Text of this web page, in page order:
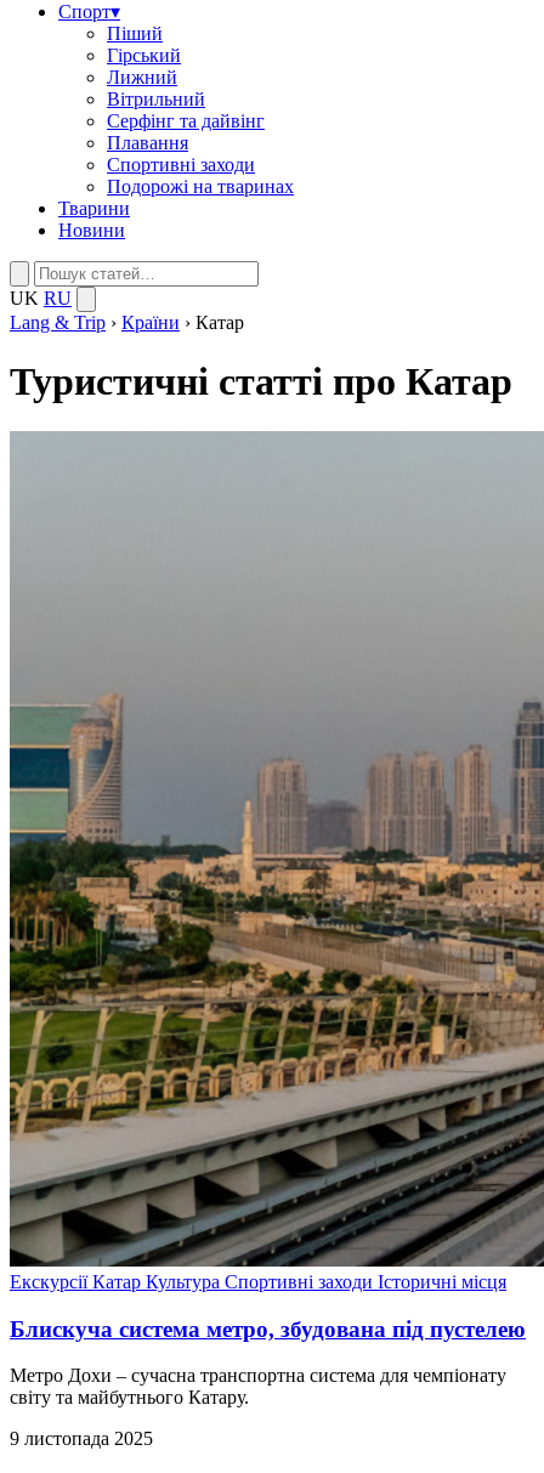
Спорт▾
Піший
Гірський
Лижний
Вітрильний
Серфінг та дайвінг
Плавання
Спортивні заходи
Подорожі на тваринах
Тварини
Новини
UK RU
Lang & Trip › Країни › Катар
Туристичні статті про Катар
ЕкскурсіїКатар Культура Спортивні заходи Історичні місця
Блискуча система метро, збудована під пустелею
Метро Дохи – сучасна транспортна система для чемпіонату
світу та майбутнього Катару.
9 листопада 2025